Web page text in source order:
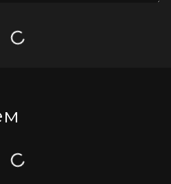
Загрузка
Загрузка